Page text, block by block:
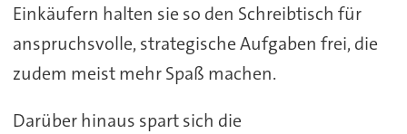
Einkäufern halten sie so den Schreibtisch für
anspruchsvolle, strategische Aufgaben frei, die
zudem meist mehr Spaß machen.
Darüber hinaus spart sich die